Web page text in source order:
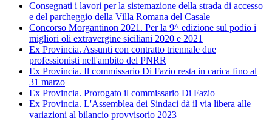
Consegnati i lavori per la sistemazione della strada di accesso
e del parcheggio della Villa Romana del Casale
Concorso Morgantinon 2021. Per la 9^ edizione sul podio i
migliori oli extravergine siciliani 2020 e 2021
Ex Provincia. Assunti con contratto triennale due
professionisti nell'ambito del PNRR
Ex Provincia. Il commissario Di Fazio resta in carica fino al
31 marzo
Ex Provincia. Prorogato il commissario Di Fazio
Ex Provincia. L'Assemblea dei Sindaci dà il via libera alle
variazioni al bilancio provvisorio 2023